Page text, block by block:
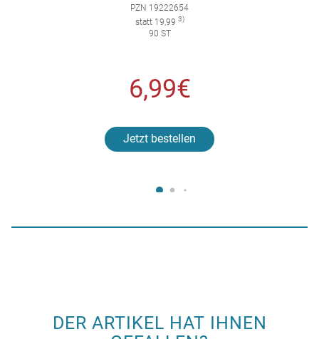
PZN 19222654
statt 19,99 3)
90 ST
6,99€
Jetzt bestellen
DER ARTIKEL HAT IHNEN